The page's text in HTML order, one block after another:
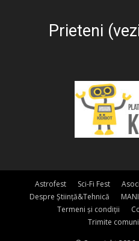
Prieteni
Astrofest Sci-Fi Fest
Despre Știință&Tehnică
Termeni și condiții
Trimite